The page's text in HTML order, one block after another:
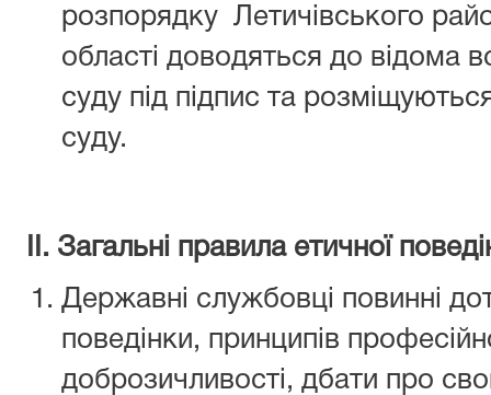
розпорядку Летичівського
області доводяться до відома
суду під підпис та
суду.
ІІ. Загальні правила етичної
Державні службовці повинні
поведінки, принципів
доброзичливості, дбати про